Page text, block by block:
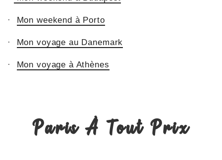
· Mon weekend à Porto
· Mon voyage au Danemark
· Mon voyage à Athènes
Paris À Tout Prix